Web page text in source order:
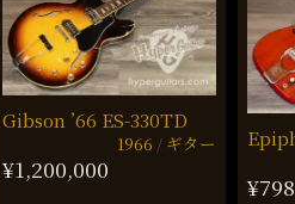
Gibson ’66 ES-330TD
1966 ギター
¥1,200,000